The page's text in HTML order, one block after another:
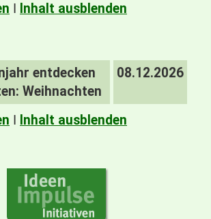
I Inhalt ausblenden
entdecken
Weihnachten
08.12.2026
I Inhalt ausblenden